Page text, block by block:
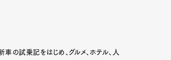
の試乗記をはじめ、グルメ、ホテル、人